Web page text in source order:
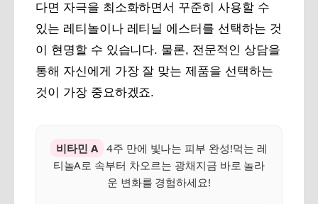
다면 자극을 최소화하면서 꾸준히 사용할 수
있는 레티놀이나 레티닐 에스터를 선택하는 것
이 현명할 수 있습니다. 물론, 전문적인 상담을
통해 자신에게 가장 잘 맞는 제품을 선택하는
것이 가장 중요하겠죠.
비타민 A
4주 만에 빛나는 피부 완성!먹는 레
티놀A로 속부터 차오르는 광채지금 바로 놀라
운 변화를 경험하세요!